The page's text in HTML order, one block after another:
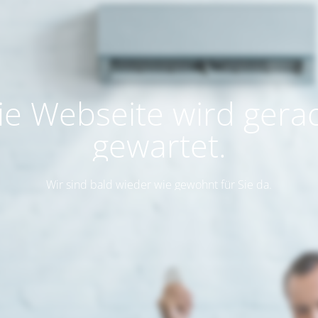
Webseite wird
gewartet.
Wir sind bald wieder wie gewohnt für Sie da.